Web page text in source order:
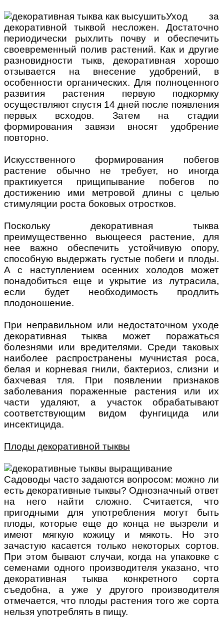
Уход за
декоративной тыквой несложен. Достаточно
периодически рыхлить почву и обеспечить
своевременный полив растений. Как и другие
разновидности тыкв, декоративная хорошо
отзывается на внесение удобрений, в
особенности органических. Для полноценного
развития растения первую подкормку
осуществляют спустя 14 дней после появления
первых всходов. Затем на стадии
формирования завязи вносят удобрение
повторно.
Искусственного формирования побегов
растение обычно не требует, но иногда
практикуется прищипывание побегов по
достижению ими метровой длины с целью
стимуляции роста боковых отростков.
Поскольку декоративная тыква
преимущественно вьющееся растение, для
нее важно обеспечить устойчивую опору,
способную выдержать густые побеги и плоды.
А с наступлением осенних холодов может
понадобиться еще и укрытие из лутрасила,
если будет необходимость продлить
плодоношение.
При неправильном или недостаточном уходе
декоративная тыква может поражаться
болезнями или вредителями. Среди таковых
наиболее распространены мучнистая роса,
белая и корневая гнили, бактериоз, слизни и
бахчевая тля. При появлении признаков
заболевания пораженные растения или их
части удаляют, а участок обрабатывают
соответствующим видом фунгицида или
инсектицида.
Плоды декоративной тыквы
Садоводы часто задаются вопросом: можно ли
есть декоративные тыквы? Однозначный ответ
на него найти сложно. Считается, что
пригодными для употребления могут быть
плоды, которые еще до конца не вызрели и
имеют мягкую кожицу и мякоть. Но это
зачастую касается только некоторых сортов.
При этом бывают случаи, когда на упаковке с
семенами одного производителя указано, что
декоративная тыква конкретного сорта
съедобна, а уже у другого производителя
отмечается, что плоды растения того же сорта
нельзя употреблять в пищу.